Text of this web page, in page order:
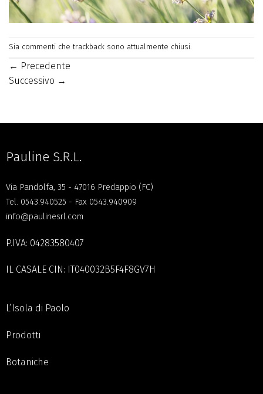
Sia commenti che trackback sono attualmente chiusi.
← Precedente
Successivo →
Pauline S.R.L.
Via Pandolfa, 35 - 47016 Predappio (FC)
Tel. 0543.940525 - Fax 0543.940909
info@paulinesrl.com
P.IVA: 04283580407
IL CASALE CIN: IT040032B5F4F8GV7H
L’Isola di Paolo
Prodotti
Botaniche